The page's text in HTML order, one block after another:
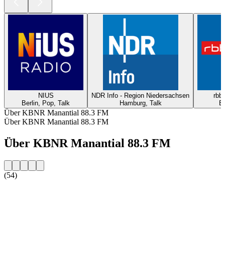
NIUS
Berlin, Pop, Talk
NDR Info - Region Niedersachsen
Hamburg, Talk
Über KBNR Manantial 88.3 FM
Über KBNR Manantial 88.3 FM
Über KBNR Manantial 88.3 FM
(54)